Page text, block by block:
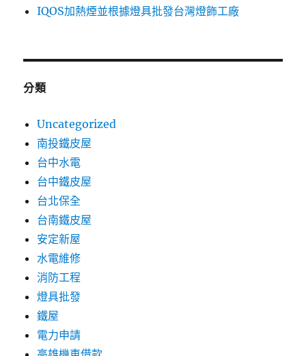
IQOS加熱煙並根據燈具批發台灣燈飾工廠
分類
Uncategorized
南投鐵皮屋
台中水電
台中鐵皮屋
台北保全
台南鐵皮屋
安定新屋
水電維修
消防工程
燈具批發
鐵屋
電力申請